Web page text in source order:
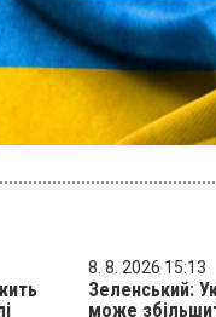
8. 8. 2026 15:13
Зеленський:
може